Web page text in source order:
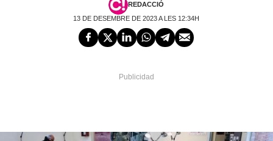
REDACCIÓ
13 DE DESEMBRE DE 2023 A LES 12:34H